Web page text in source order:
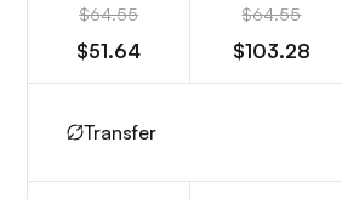
$64.55
$51.64
$64.55
$103.28
Transfer